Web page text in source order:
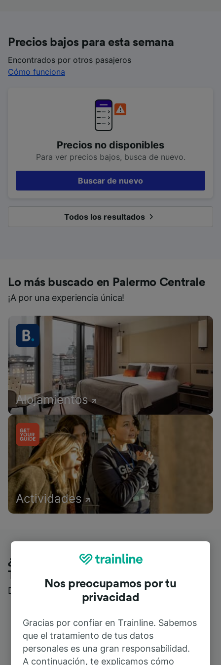
Precios bajos para esta semana
Encontrados por otros pasajeros
Cómo funciona
Precios no disponibles
Para ver precios bajos, busca de nuevo.
Buscar de nuevo
Todos los resultados
Lo más buscado en Palermo Centrale
¡A por una experiencia única!
Alojamientos
Actividades
¿Qué piensan nuestros clientes de
Trainline?
Descubre reseñas reales de nuestros viajeros
Nos preocupamos por tu
privacidad
Gracias por confiar en Trainline. Sabemos
que el tratamiento de tus datos
personales es una gran responsabilidad.
A continuación, te explicamos cómo